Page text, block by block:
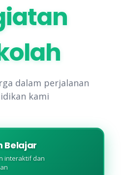
dalam perjalanan
kami
Belajar
interaktif dan